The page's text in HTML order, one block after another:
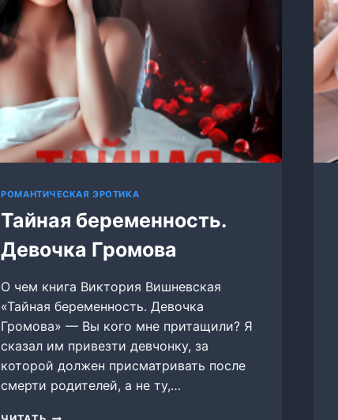
РОМАНТИЧЕСКАЯ ЭРОТИКА
Тайная беременность.
Девочка Громова
О чем книга Виктория Вишневская
«Тайная беременность. Девочка
Громова» — Вы кого мне притащили? Я
сказал им привезти девчонку, за
которой должен присматривать после
смерти родителей, а не ту,…
ТАЙНАЯ